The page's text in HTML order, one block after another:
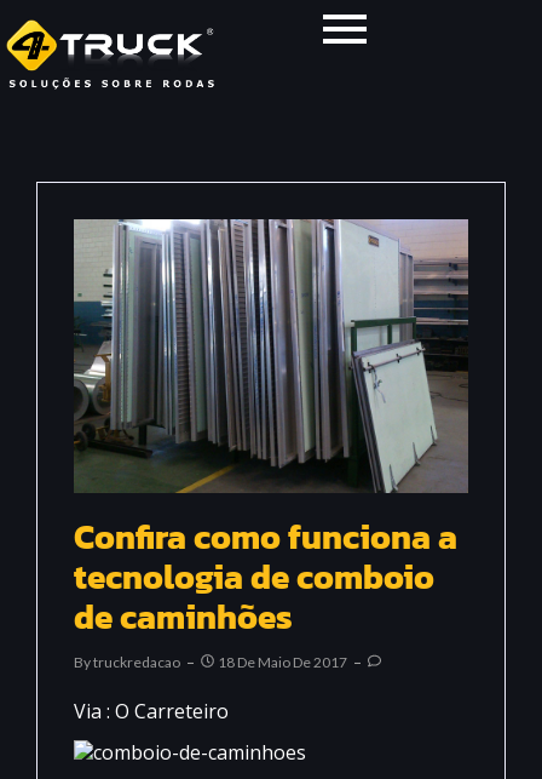
Confira como funciona a
tecnologia de comboio
de caminhões
ByTruckredacao 18 De Maio De 2017
Via : O Carreteiro